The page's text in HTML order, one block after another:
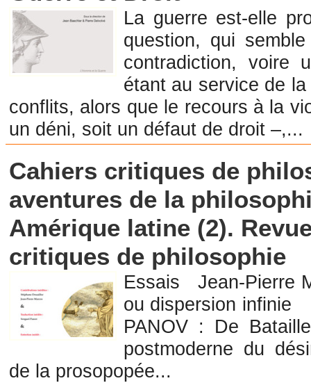
La guerre est-elle
question, qui
contradiction, voire
étant au service de
conflits, alors que le recours à la
un déni, soit un défaut de droit –,...
Cahiers critiques de
aventures de la
Amérique latine (2).
critiques de philosophie
Essais Jean-Pierre
ou dispersion
PANOV : De
postmoderne du
de la prosopopée...